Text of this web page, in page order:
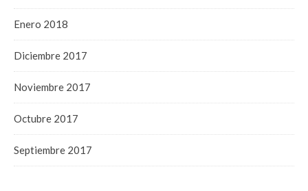
Enero 2018
Diciembre 2017
Noviembre 2017
Octubre 2017
Septiembre 2017